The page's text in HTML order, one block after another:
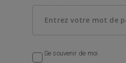
Se souvenir de moi